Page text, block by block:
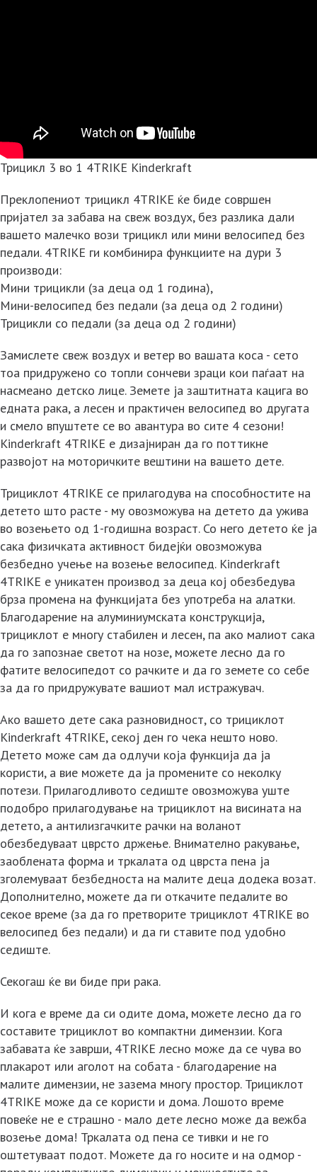
Трицикл 3 во 1 4TRIKE Kinderkraft
Преклопениот трицикл 4TRIKE ќе биде совршен
пријател за забава на свеж воздух, без разлика дали
вашето малечко вози трицикл или мини велосипед без
педали. 4TRIKE ги комбинира функциите на дури 3
производи:
Мини трицикли (за деца од 1 година),
Мини-велосипед без педали (за деца од 2 години)
Трицикли со педали (за деца од 2 години)
Замислете свеж воздух и ветер во вашата коса - сето
тоа придружено со топли сончеви зраци кои паѓаат на
насмеано детско лице. Земете ја заштитната кацига во
едната рака, а лесен и практичен велосипед во другата
и смело впуштете се во авантура во сите 4 сезони!
Kinderkraft 4TRIKE е дизајниран да го поттикне
развојот на моторичките вештини на вашето дете.
Трициклот 4TRIKE се прилагодува на способностите на
детето што расте - му овозможува на детето да ужива
во возењето од 1-годишна возраст. Со него детето ќе ја
сака физичката активност бидејќи овозможува
безбедно учење на возење велосипед. Kinderkraft
4TRIKE е уникатен производ за деца кој обезбедува
брза промена на функцијата без употреба на алатки.
Благодарение на алуминиумската конструкција,
трициклот е многу стабилен и лесен, па ако малиот сака
да го запознае светот на нозе, можете лесно да го
фатите велосипедот со рачките и да го земете со себе
за да го придружувате вашиот мал истражувач.
Ако вашето дете сака разновидност, со трициклот
Kinderkraft 4TRIKE, секој ден го чека нешто ново.
Детето може сам да одлучи која функција да ја
користи, а вие можете да ја промените со неколку
потези. Прилагодливото седиште овозможува уште
подобро прилагодување на трициклот на висината на
детето, а антилизгачките рачки на воланот
обезбедуваат цврсто држење. Внимателно ракување,
заоблената форма и тркалата од цврста пена ја
зголемуваат безбедноста на малите деца додека возат.
Дополнително, можете да ги откачите педалите во
секое време (за да го претворите трициклот 4TRIKE во
велосипед без педали) и да ги ставите под удобно
седиште.
Секогаш ќе ви биде при рака.
И кога е време да си одите дома, можете лесно да го
составите трициклот во компактни димензии. Кога
забавата ќе заврши, 4TRIKE лесно може да се чува во
плакарот или аголот на собата - благодарение на
малите димензии, не зазема многу простор. Трициклот
4TRIKE може да се користи и дома. Лошото време
повеќе не е страшно - мало дете лесно може да вежба
возење дома! Тркалата од пена се тивки и не го
оштетуваат подот. Можете да го носите и на одмор -